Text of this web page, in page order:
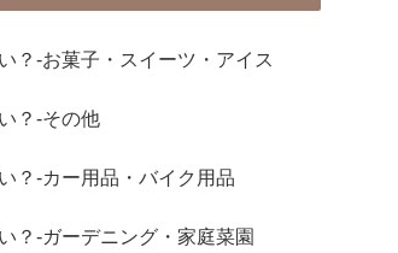
？-お菓子・スイーツ・アイス
？-その他
？-カー用品・バイク用品
？-ガーデニング・家庭菜園